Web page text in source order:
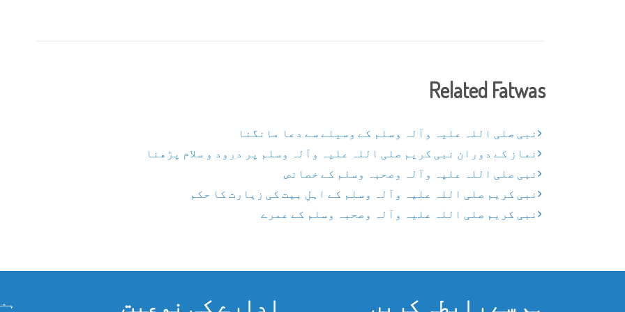
Related Fatwas
نبی صلی اللہ علیہ وآلہ وسلم کے وسیلے سے دعا مانگنا
نماز کے دوران نبی کریم صلی اللہ علیہ وآلہ وسلم پر درود و سلام پڑھنا
نبی صلی اللہ علیہ وآلہ وصحبہ وسلم کے خصائص
نبی کریم صلی اللہ علیہ وآلہ وسلم کے اہلِ بیت کی زیارت کا حکم
نبی کریم صلی اللہ علیہ وآلہ وصحبہ وسلم کے عمرے
ہم سے رابطہ کریں ادارے کی نوعیت